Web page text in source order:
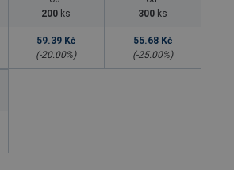
200 ks
59.39 Kč
(-20.00%)
300 ks
55.68 Kč
(-25.00%)